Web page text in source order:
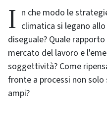
In che modo le strategie globali di resilienza climatica si legano
diseguale? Quale
mercato del lavoro e
soggettività? Come
fronte a processi non
ampi?